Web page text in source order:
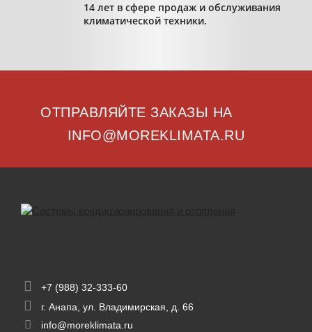
14 лет в сфере продаж и обслуживания
климатической техники.
ОТПРАВЛЯЙТЕ ЗАКАЗЫ НА
INFO@MOREKLIMATA.RU
+7 (988) 32-333-60
г. Анапа, ул. Владимирская, д. 66
info@moreklimata.ru